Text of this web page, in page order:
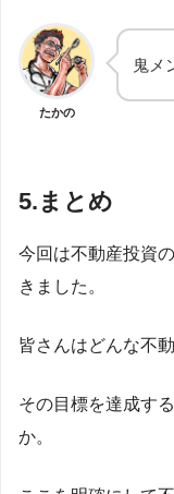
たかの
鬼メ
5.まとめ
今回は不動産投資
きました。
皆さんはどんな不
その目標を達成す
か。